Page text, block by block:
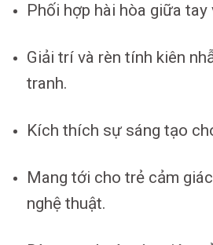
Phối hợp hài hòa giữa tay
Giải trí và rèn tính kiên
tranh.
Kích thích sự sáng tạo
Mang tới cho trẻ cảm
nghệ thuật.